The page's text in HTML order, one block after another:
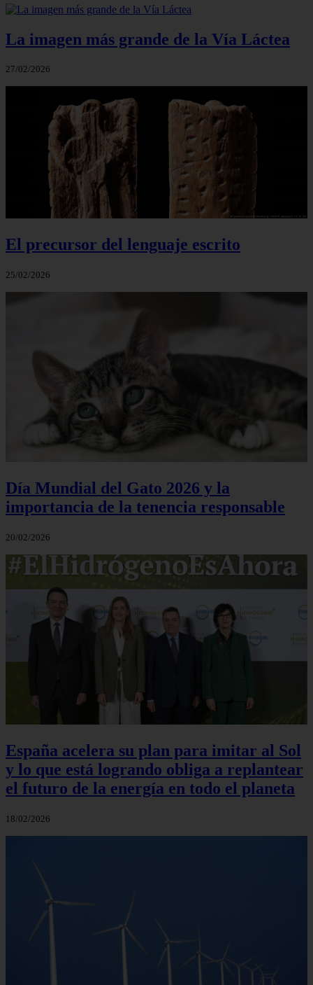
La imagen más grande de la Vía Láctea
27/02/2026
El precursor del lenguaje escrito
25/02/2026
Día Mundial del Gato 2026 y la
importancia de la tenencia responsable
20/02/2026
España acelera su plan para imitar al Sol
y lo que está logrando obliga a replantear
el futuro de la energía en todo el planeta
18/02/2026